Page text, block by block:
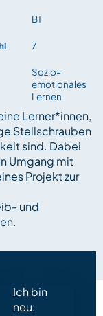
B1
7
Sozio-
emotionales
Lernen
Lerner*innen,
Stellschrauben
sind. Dabei
Umgang mit
Projekt zur
und
Ich bin
neu: